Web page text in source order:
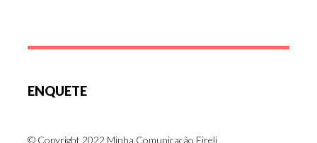
ENQUETE
© Copyright 2022 Minha Comunicação Eireli